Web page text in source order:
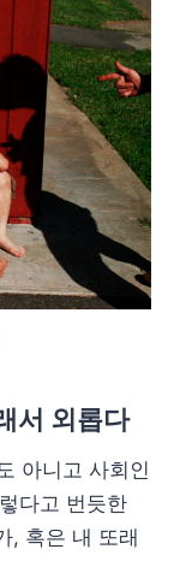
서 외롭다
아니고 사회인
다고 번듯한
, 혹은 내 또래